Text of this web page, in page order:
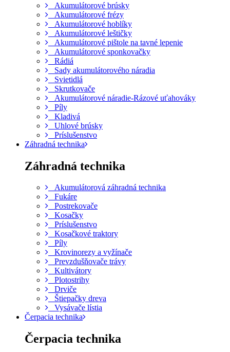
Akumulátorové brúsky
Akumulátorové frézy
Akumulátorové hoblíky
Akumulátorové leštičky
Akumulátorové pištole na tavné lepenie
Akumulátorové sponkovačky
Rádiá
Sady akumulátorového náradia
Svietidlá
Skrutkovače
Akumulátorové náradie-Rázové uťahováky
Píly
Kladivá
Uhlové brúsky
Príslušenstvo
Záhradná technika
Záhradná technika
Akumulátorová záhradná technika
Fukáre
Postrekovače
Kosačky
Príslušenstvo
Kosačkové traktory
Píly
Krovinorezy a vyžínače
Prevzdušňovače trávy
Kultivátory
Plotostrihy
Drviče
Štiepačky dreva
Vysávače lístia
Čerpacia technika
Čerpacia technika